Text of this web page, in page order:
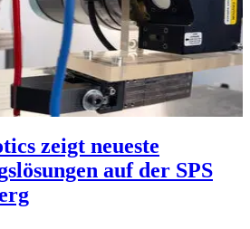
zeigt neueste
auf der SPS